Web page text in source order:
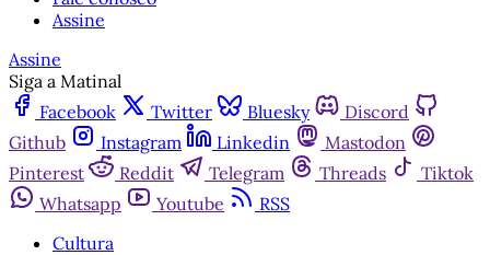
Assine
Assine
Siga a Matinal
Facebook
Twitter Bluesky
Discord
Github
Instagram Linkedin
Mastodon
Pinterest
Reddit Telegram Threads
Tiktok
Whatsapp
Youtube
RSS
Cultura